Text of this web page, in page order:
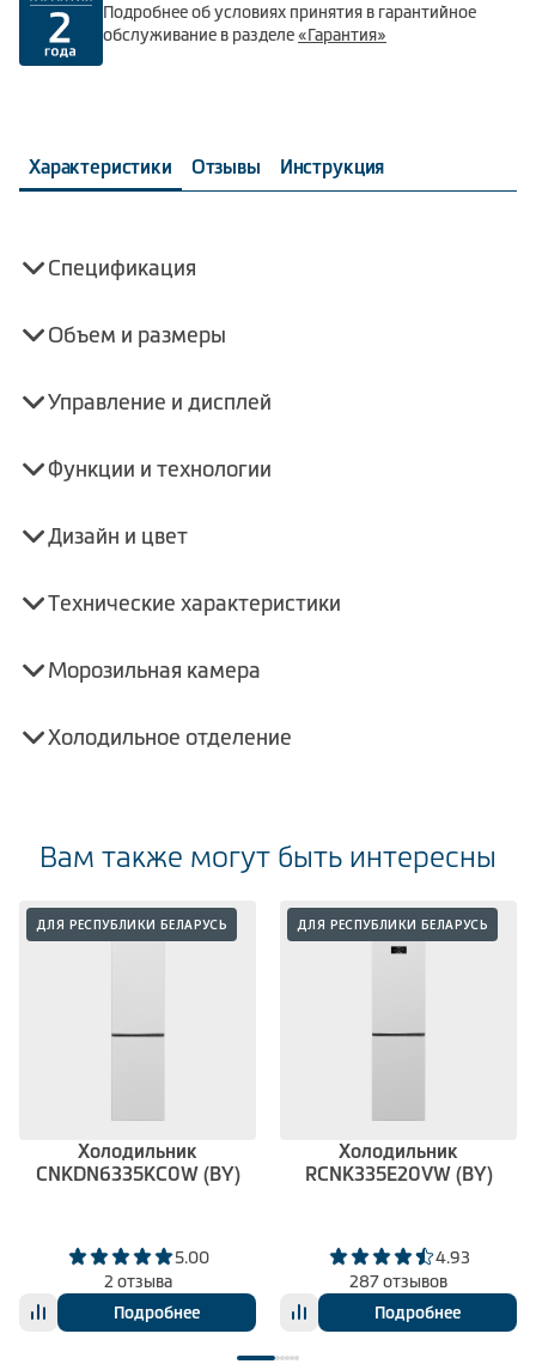
Подробнее об условиях принятия в гарантийное
обслуживание в разделе«Гарантия»
Характеристики Отзывы Инструкция
Спецификация
Объем и размеры
Управление и дисплей
Функции и технологии
Дизайн и цвет
Технические характеристики
Морозильная камера
Холодильное отделение
Вам также могут быть интересны
ДЛЯ РЕСПУБЛИКИ БЕЛАРУСЬ
Холодильник
CNKDN6335KC0W (BY)
5.00
2 отзыва
Подробнее
ДЛЯ РЕСПУБЛИКИ БЕЛАРУСЬ
Холодильник
RCNK335E20VW (BY)
4.93
287 отзывов
Подробнее